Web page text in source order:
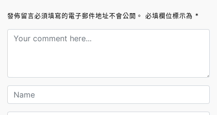
發佈留言必須填寫的電子郵件地址不會公開。 必填欄位標示為 *